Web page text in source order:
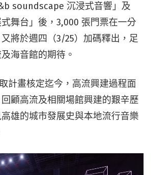
soundscape 沉浸式音響」及
式舞台」後，3,000 張門票在一分
將於週四（3/25）加碼釋出，足
海音館的期待。
計畫核定迄今，高流興建過程面
顧高流及相關場館興建的艱辛歷
雄的城市發展史與本地流行音樂